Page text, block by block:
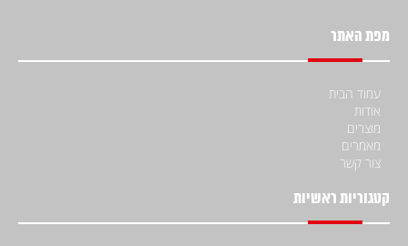
מפת האתר
עמוד הבית
אודות
מוצרים
מאמרים
צור קשר
קטגוריות ראשיות